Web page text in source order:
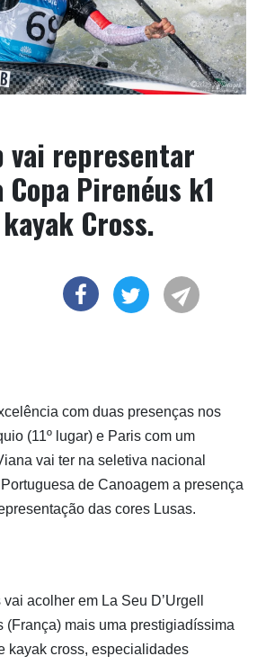
vai representar
Pirenéus k1
Cross.
com duas presenças nos
(11º lugar) e Paris com um
vai ter na seletiva nacional
de Canoagem a presença
das cores Lusas.
acolher em La Seu D’Urgell
(França) mais uma prestigiadíssima
kayak cross, especialidades